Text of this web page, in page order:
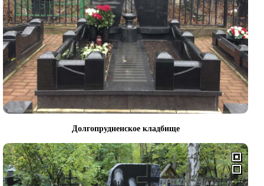
Долгопрудненское кладбище